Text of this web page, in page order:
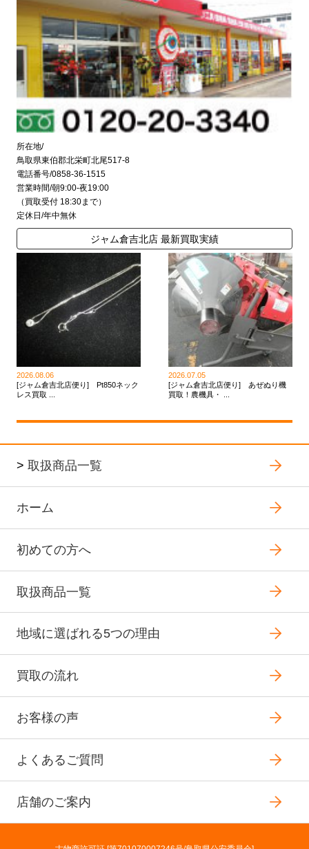
所在地/
鳥取県東伯郡北栄町北尾517-8
電話番号/0858-36-1515
営業時間/朝9:00-夜19:00
（買取受付 18:30まで）
定休日/年中無休
ジャム倉吉北店 最新買取実績
2026.08.06
[ジャム倉吉北店便り] Pt850ネック
レス買取 ...
2026.07.05
[ジャム倉吉北店便り] あぜぬり機
買取！農機具・ ...
> 取扱商品一覧
ホーム
初めての方へ
取扱商品一覧
地域に選ばれる5つの理由
買取の流れ
お客様の声
よくあるご質問
店舗のご案内